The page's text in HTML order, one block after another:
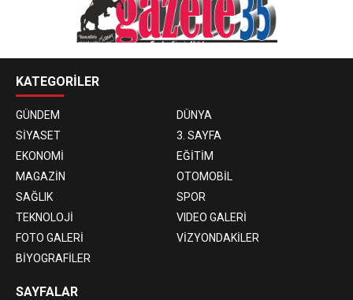
KATEGORİLER
GÜNDEM
DÜNYA
SİYASET
3. SAYFA
EKONOMİ
EĞİTİM
MAGAZİN
OTOMOBİL
SAĞLIK
SPOR
TEKNOLOJİ
VIDEO GALERİ
FOTO GALERİ
VİZYONDAKİLER
BİYOGRAFİLER
SAYFALAR